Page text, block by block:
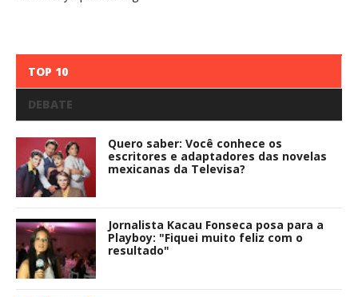
TOP 10
DEBATE
Quero saber: Você conhece os
escritores e adaptadores das novelas
mexicanas da Televisa?
Jornalista Kacau Fonseca posa para a
Playboy: "Fiquei muito feliz com o
resultado"